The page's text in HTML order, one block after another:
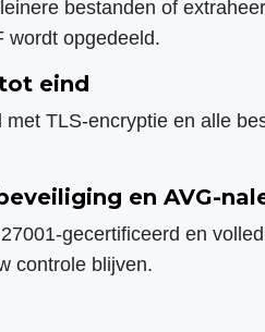
bestanden of
wordt opgedeeld.
eind
TLS-encryptie en alle
en AVG-
gecertificeerd en
controle blijven.